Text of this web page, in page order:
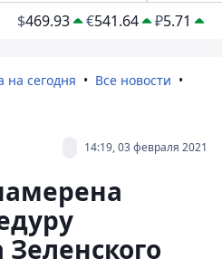
$469.93 €541.64 ₽5.71
на сегодня
Все новости
14:19, 03 февраля 2021